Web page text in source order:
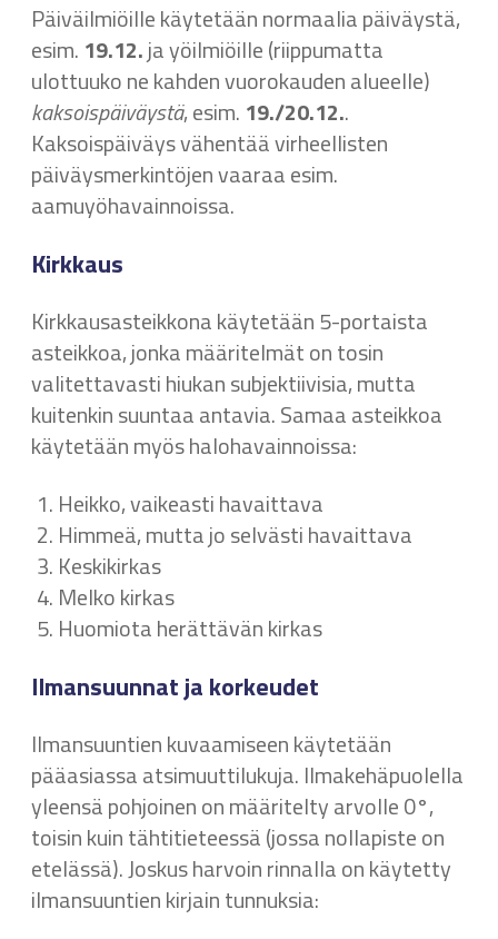
Päiväilmiöille käytetään normaalia päiväystä,
esim. 19.12.ja yöilmiöille (riippumatta
ulottuuko ne kahden vuorokauden alueelle)
kaksoispäiväystä, esim. 19./20.12..
Kaksoispäiväys vähentää virheellisten
päiväysmerkintöjen vaaraa esim.
aamuyöhavainnoissa.
Kirkkaus
Kirkkausasteikkona käytetään 5-portaista
asteikkoa, jonka määritelmät on tosin
valitettavasti hiukan subjektiivisia, mutta
kuitenkin suuntaa antavia. Samaa asteikkoa
käytetään myös halohavainnoissa:
Heikko, vaikeasti havaittava
Himmeä, mutta jo selvästi havaittava
Keskikirkas
Melko kirkas
Huomiota herättävän kirkas
Ilmansuunnat ja korkeudet
Ilmansuuntien kuvaamiseen käytetään
pääasiassa atsimuuttilukuja. Ilmakehäpuolella
yleensä pohjoinen on määritelty arvolle 0°,
toisin kuin tähtitieteessä (jossa nollapiste on
etelässä). Joskus harvoin rinnalla on käytetty
ilmansuuntien kirjain tunnuksia: